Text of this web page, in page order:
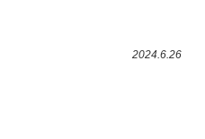
2024.6.26